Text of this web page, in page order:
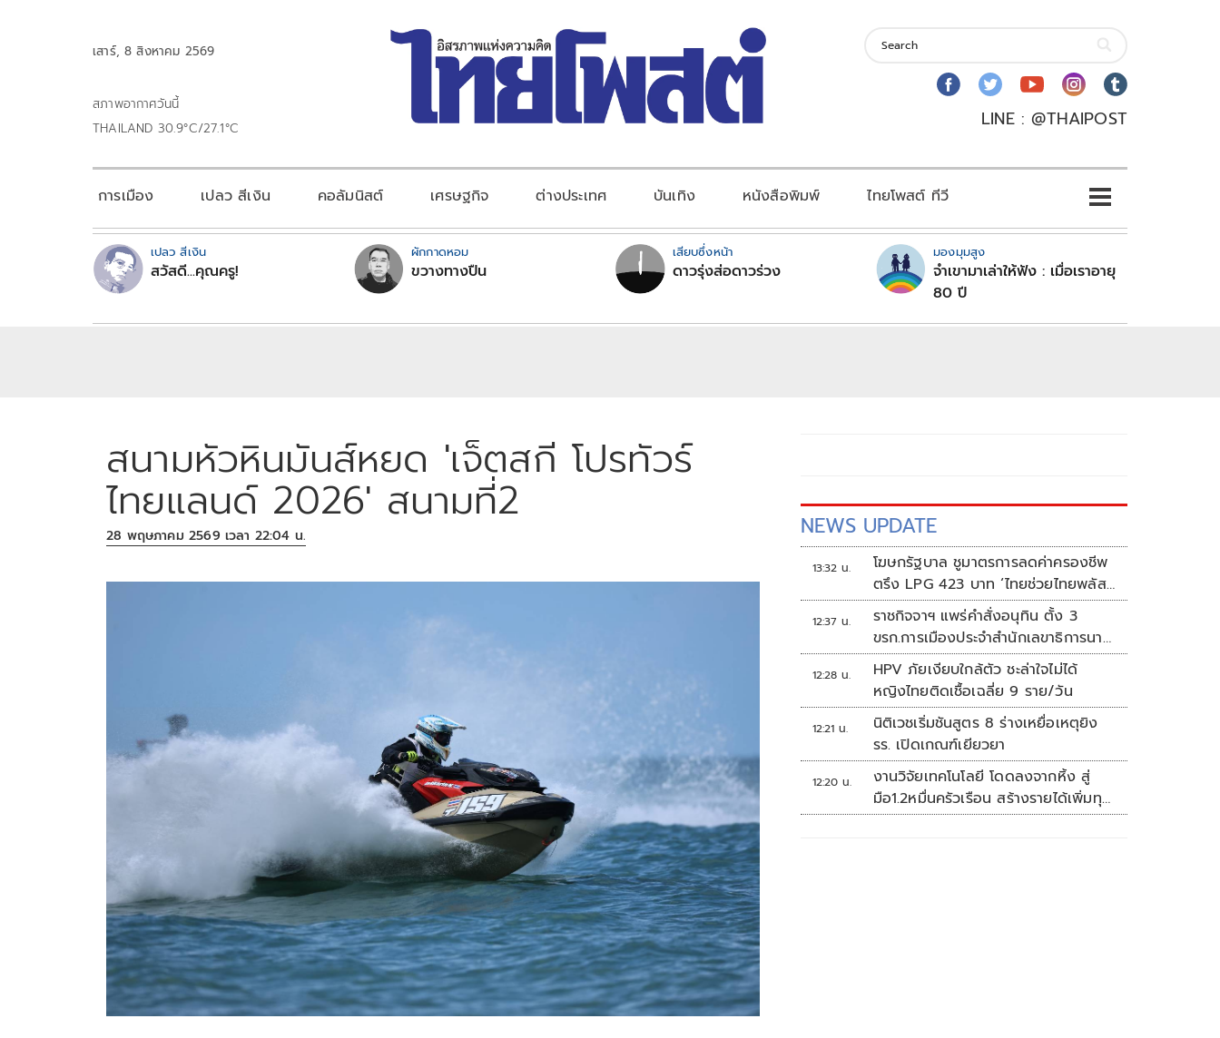
เสาร์, 8 สิงหาคม 2569
สภาพอากาศวันนี้
THAILAND 30.9°C/27.1°C
LINE : @THAIPOST
การเมือง เปลว สีเงิน คอลัมนิสต์ เศรษฐกิจ ต่างประเทศ บันเทิง หนังสือพิมพ์ ไทยโพสต์ ทีวี
เปลว สีเงิน
สวัสดี...คุณครู!
ผักกาดหอม
ขวางทางปืน
เสียบซึ่งหน้า
ดาวรุ่งส่อดาวร่วง
มองมุมสูง
จำเขามาเล่าให้ฟัง : เมื่อเราอายุ
80 ปี
สนามหัวหินมันส์หยด 'เจ็ตสกี โปรทัวร์
ไทยแลนด์ 2026' สนามที่2
28 พฤษภาคม 2569 เวลา 22:04 น. NEWS UPDATE
13:32 น.
โฆษกรัฐบาล ชูมาตรการลดค่าครองชีพ
ตรึง LPG 423 บาท ‘ไทยช่วยไทยพลัส’
ดันเงินหมุนแสนล้าน
12:37 น.
ราชกิจจาฯ แพร่คำสั่งอนุทิน ตั้ง 3
ขรก.การเมืองประจำสำนักเลขาธิการนา
ยกฯ
12:28 น.
HPV ภัยเงียบใกล้ตัว ชะล่าใจไม่ได้
หญิงไทยติดเชื้อเฉลี่ย 9 ราย/วัน
12:21 น.
นิติเวชเริ่มชันสูตร 8 ร่างเหยื่อเหตุยิง
รร. เปิดเกณฑ์เยียวยา
12:20 น.
งานวิจัยเทคโนโลยี โดดลงจากหิ้ง สู่
มือ1.2หมื่นครัวเรือน สร้างรายได้เพิ่มทุก
เดือน